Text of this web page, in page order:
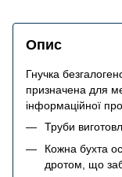
Опис
Гнучка
призначена для
інформаційної
Труби
Кожна бухта
дротом, що